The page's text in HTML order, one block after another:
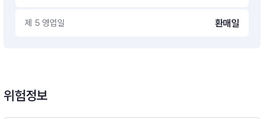
제 5 영업일 환매일
위험정보